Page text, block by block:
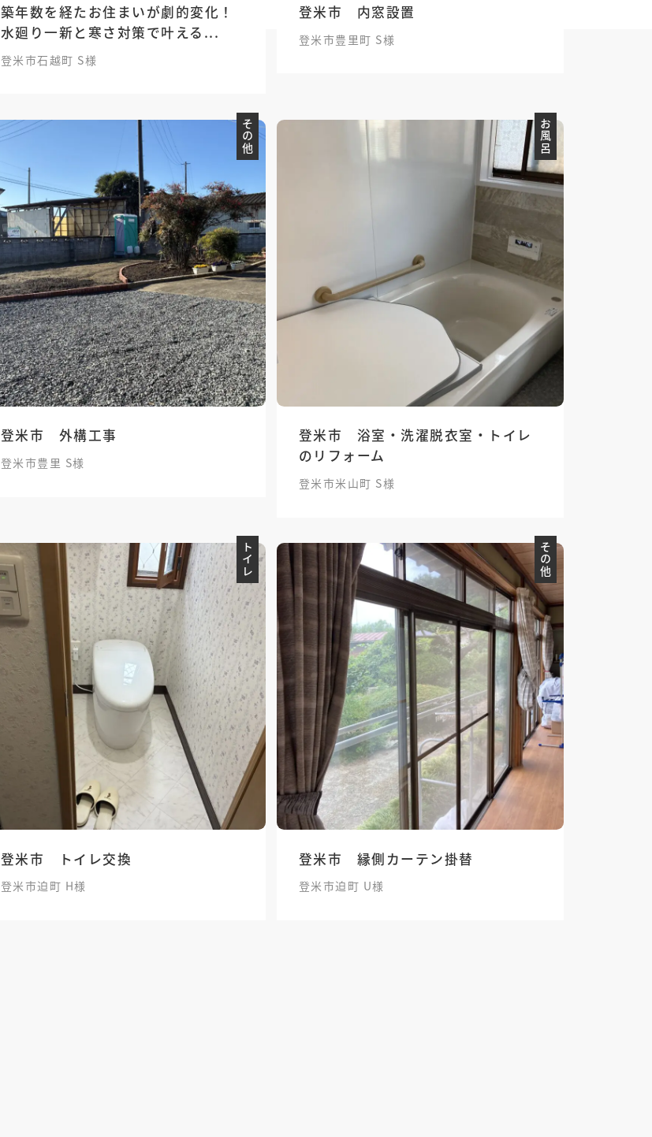
築年数を経たお住まいが劇的変化！
水廻り一新と寒さ対策で叶える...
登米市石越町 S様
登米市 内窓設置
登米市豊里町 S様
その他
登米市 外構工事
登米市豊里 S様
お風呂
登米市 浴室・洗濯脱衣室・トイレ
のリフォーム
登米市米山町 S様
トイレ
登米市 トイレ交換
登米市迫町 H様
その他
登米市 縁側カーテン掛替
登米市迫町 U様